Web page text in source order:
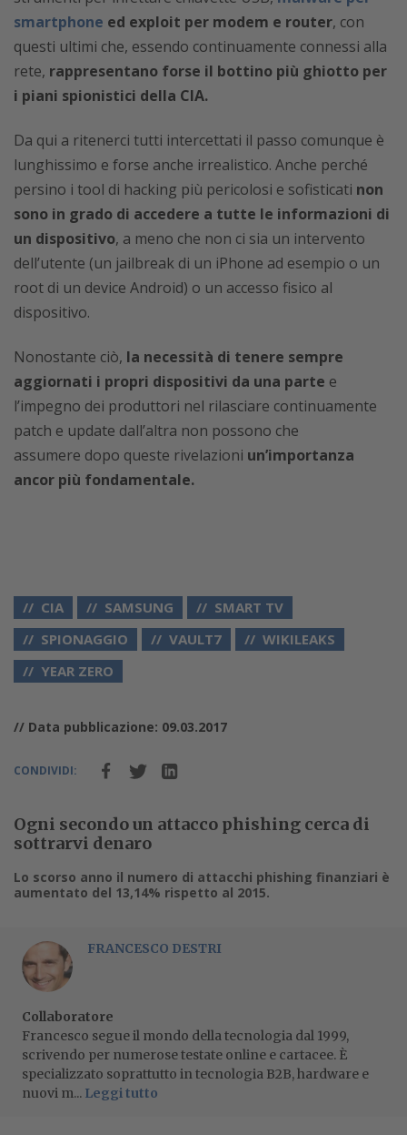
smartphone ed exploit per modem e router, con
questi ultimi che, essendo continuamente connessi alla
rete, rappresentano forse il bottino più ghiotto per
i piani spionistici della CIA.
Da qui a ritenerci tutti intercettati il passo comunque è
lunghissimo e forse anche irrealistico. Anche perché
persino i tool di hacking più pericolosi e sofisticati non
sono in grado di accedere a tutte le informazioni di
un dispositivo, a meno che non ci sia un intervento
dell’utente (un jailbreak di un iPhone ad esempio o un
root di un device Android) o un accesso fisico al
dispositivo.
Nonostante ciò, la necessità di tenere sempre
aggiornati i propri dispositivi da una parte e
l’impegno dei produttori nel rilasciare continuamente
patch e update dall’altra non possono che
assumere dopo queste rivelazioni un’importanza
ancor più fondamentale.
CIA SAMSUNG
SMART TV
SPIONAGGIO
VAULT7
WIKILEAKS
YEAR ZERO
// Data pubblicazione: 09.03.2017
CONDIVIDI:
Ogni secondo un attacco phishing cerca di
sottrarvi denaro
Lo scorso anno il numero di attacchi phishing finanziari è
aumentato del 13,14% rispetto al 2015.
FRANCESCO DESTRI
Collaboratore
Francesco segue il mondo della tecnologia dal 1999,
scrivendo per numerose testate online e cartacee. È
specializzato soprattutto in tecnologia B2B, hardware e
nuovi m... Leggi tutto